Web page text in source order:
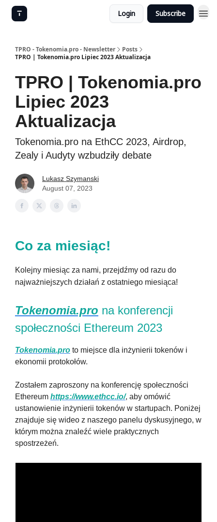
Login Subscribe
TPRO - Tokenomia.pro - Newsletter
Posts
TPRO | Tokenomia.pro Lipiec 2023 Aktualizacja
TPRO | Tokenomia.pro
Lipiec 2023
Aktualizacja
Tokenomia.pro na EthCC 2023, Airdrop,
Zealy i Audyty wzbudziły debate
Lukasz Szymanski
August 07, 2023
Co za miesiąc!
Kolejny miesiąc za nami, przejdźmy od razu do
najważniejszych działań z ostatniego miesiąca!
Tokenomia.pro na konferencji
społeczności Ethereum 2023
Tokenomia.pro to miejsce dla inżynierii tokenów i
ekonomii protokołów.
Zostałem zaproszony na konferencję społeczności
Ethereum https://www.ethcc.io/, aby omówić
ustanowienie inżynierii tokenów w startupach. Poniżej
znajduje się wideo z naszego panelu dyskusyjnego, w
którym można znaleźć wiele praktycznych
spostrzeżeń.